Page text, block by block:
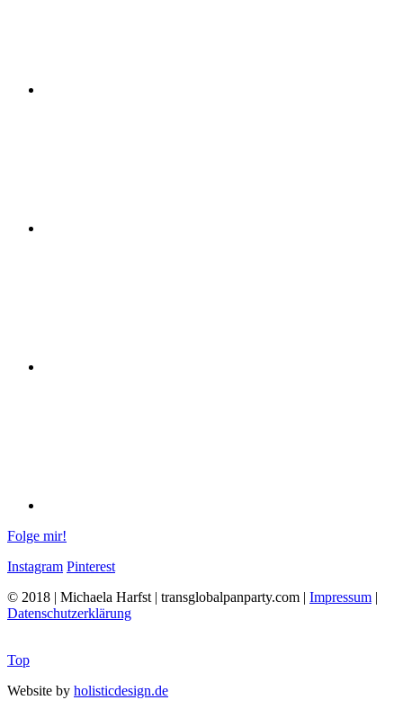
Folge mir!
Instagram Pinterest
© 2018 | Michaela Harfst | transglobalpanparty.com | Impressum |
Datenschutzerklärung
Top
Website by holisticdesign.de